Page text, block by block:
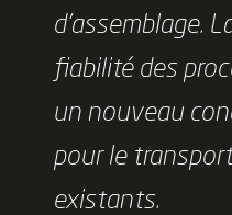
d’assemblage.
fiabilité des
un nouveau
pour le
existants.